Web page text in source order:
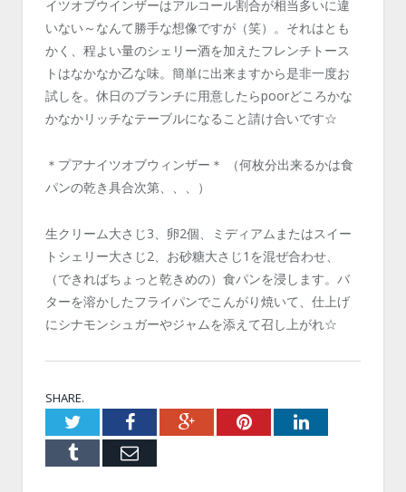
イツオブウインザーはアルコール割合が相当多いに違
いない～なんて勝手な想像ですが（笑）。それはとも
かく、程よい量のシェリー酒を加えたフレンチトース
トはなかなか乙な味。簡単に出来ますから是非一度お
試しを。休日のブランチに用意したらpoorどころかな
かなかリッチなテーブルになること請け合いです☆
＊プアナイツオブウィンザー＊ （何枚分出来るかは食
パンの乾き具合次第、、、）
生クリーム大さじ3、卵2個、ミディアムまたはスイー
トシェリー大さじ2、お砂糖大さじ1を混ぜ合わせ、
（できればちょっと乾きめの）食パンを浸します。バ
ターを溶かしたフライパンでこんがり焼いて、仕上げ
にシナモンシュガーやジャムを添えて召し上がれ☆
SHARE.
TwitterFacebookGoogle+PinterestLinkedIn
Tumblr Email